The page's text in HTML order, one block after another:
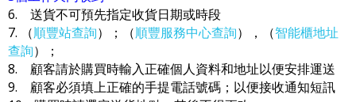
6. 送貨不可預先指定收貨日期或時段
7. （順豐站查詢）；（順豐服務中心查詢），（智能櫃地址
查詢）；
8. 顧客請於購買時輸入正確個人資料和地址以便安排運送
9. 顧客必須填上正確的手提電話號碼；以便接收通知短訊